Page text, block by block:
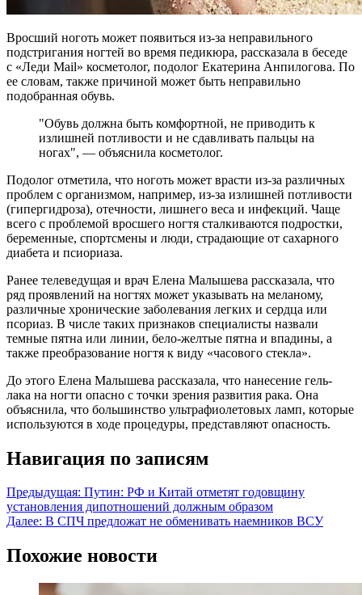
Вросший ноготь может появиться из-за неправильного
подстригания ногтей во время педикюра, рассказала в беседе
с «Леди Mail» косметолог, подолог Екатерина Анпилогова. По
ее словам, также причиной может быть неправильно
подобранная обувь.
"Обувь должна быть комфортной, не приводить к
излишней потливости и не сдавливать пальцы на
ногах", — объяснила косметолог.
Подолог отметила, что ноготь может врасти из-за различных
проблем с организмом, например, из-за излишней потливости
(гипергидроза), отечности, лишнего веса и инфекций. Чаще
всего с проблемой вросшего ногтя сталкиваются подростки,
беременные, спортсмены и люди, страдающие от сахарного
диабета и псиориаза.
Ранее телеведущая и врач Елена Малышева рассказала, что
ряд проявлений на ногтях может указывать на меланому,
различные хронические заболевания легких и сердца или
псориаз. В числе таких признаков специалисты назвали
темные пятна или линии, бело-желтые пятна и впадины, а
также преобразование ногтя к виду «часового стекла».
До этого Елена Малышева рассказала, что нанесение гель-
лака на ногти опасно с точки зрения развития рака. Она
объяснила, что большинство ультрафиолетовых ламп, которые
используются в ходе процедуры, представляют опасность.
Навигация по записям
Предыдущая: Путин: РФ и Китай отметят годовщину
установления дипотношений должным образом
Далее: В СПЧ предложат не обменивать наемников ВСУ
Похожие новости